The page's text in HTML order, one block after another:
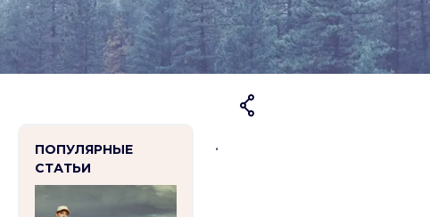
ПОПУЛЯРНЫЕ
СТАТЬИ
.